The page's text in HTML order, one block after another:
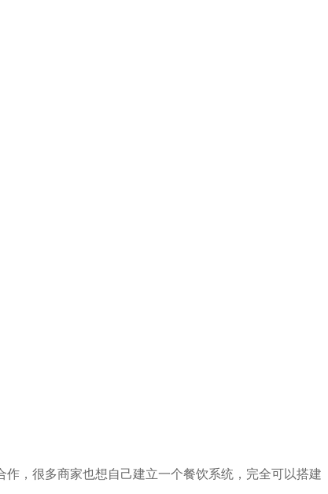
，很多商家也想自己建立一个餐饮系统，完全可以搭建